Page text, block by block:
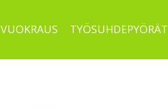
VUOKRAUS TYÖSUHDEPYÖRÄT